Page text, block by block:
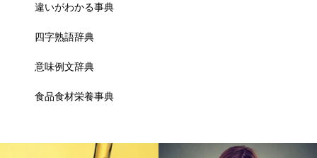
違いがわかる事典
四字熟語辞典
意味例文辞典
食品食材栄養事典